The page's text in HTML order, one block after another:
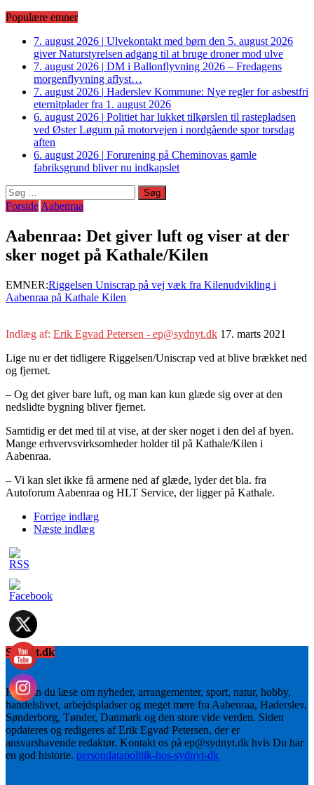
Populære emner
7. august 2026 | Ulvekontakt med børn den 5. august 2026
giver Naturstyrelsen adgang til at bruge droner mod ulve
7. august 2026 | DM i Ballonflyvning 2026 – Fredagens
morgenflyvning aflyst…
7. august 2026 | Haderslev Kommune: Nye regler for asbestfri
eternitplader fra 1. august 2026
6. august 2026 | Politiet har lukket tilkørslen til rastepladsen
ved Øster Løgum på motorvejen i nordgående spor torsdag
aften
6. august 2026 | Forurening på Cheminovas gamle
fabriksgrund bliver nu indkapslet
Søg
efter:
Forside Aabenraa
Aabenraa: Det giver luft og viser at der
sker noget på Kathale/Kilen
EMNER:Riggelsen Uniscrap på vej væk fra Kilenudvikling i
Aabenraa på Kathale Kilen
Indlæg af: Erik Egvad Petersen - ep@sydnyt.dk 17. marts 2021
Lige nu er det tidligere Riggelsen/Uniscrap ved at blive brækket ned
og fjernet.
– Og det giver bare luft, og man kan kun glæde sig over at den
nedslidte bygning bliver fjernet.
Samtidig er det med til at vise, at der sker noget i den del af byen.
Mange erhvervsvirksomheder holder til på Kathale/Kilen i
Aabenraa.
– Vi kan slet ikke få armene ned af glæde, lyder det bla. fra
Autoforum Aabenraa og HLT Service, der ligger på Kathale.
Forrige indlæg
Næste indlæg
Sydnyt.dk
Her kan du læse om nyheder, arrangementer, sport, natur, hobby,
handelslivet, arbejdspladser og meget mere fra Aabenraa, Haderslev,
Sønderborg, Tønder, Danmark og den store vide verden. Siden
opdateres og redigeres af Erik Egvad Petersen, der er
ansvarshavende redaktør. Kontakt os på ep@sydnyt.dk hvis Du har
en god historie. persondatapolitik-hos-sydnyt-dk